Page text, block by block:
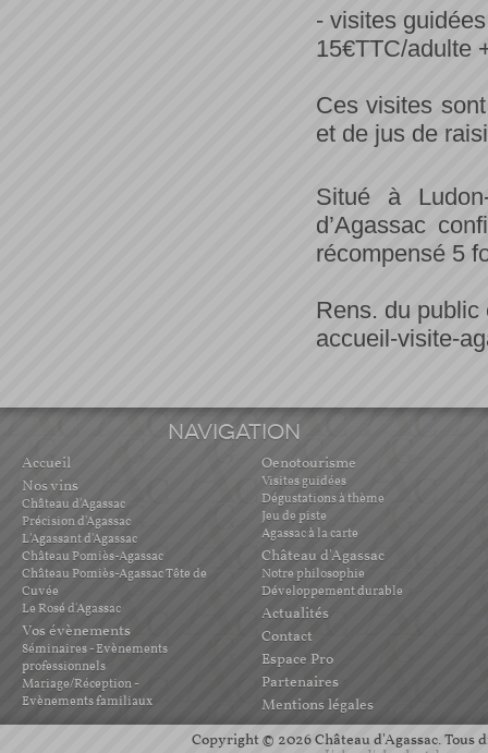
- visites
15€TTC/adulte
Ces visites
et de jus de
Situé à
d’Agassac
récompensé 5
Rens. du
accueil-visite-
NAVIGATION
Accueil
Nos vins
Château d'Agassac
Précision d'Agassac
L'Agassant d'Agassac
Château Pomiès-Agassac
Château Pomiès-Agassac Tête de
Cuvée
Le Rosé d'Agassac
Vos évènements
Séminaires - Evènements
professionnels
Mariage/Réception -
Evènements familiaux
Oenotourisme
Visites guidées
Dégustations à thème
Jeu de piste
Agassac à la carte
Château d'Agassac
Notre philosophie
Développement durable
Actualités
Contact
Espace Pro
Partenaires
Mentions légales
Copyright © 2026 Château d'Agassac. Tous